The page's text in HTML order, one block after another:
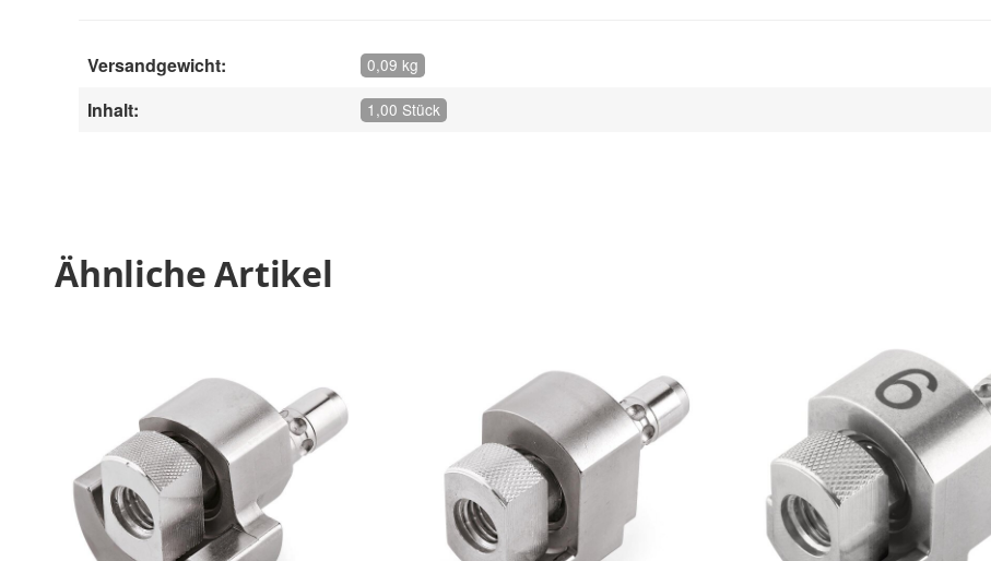
Versandgewicht: 0,09 kg
Inhalt: 1,00 Stück
Ähnliche Artikel